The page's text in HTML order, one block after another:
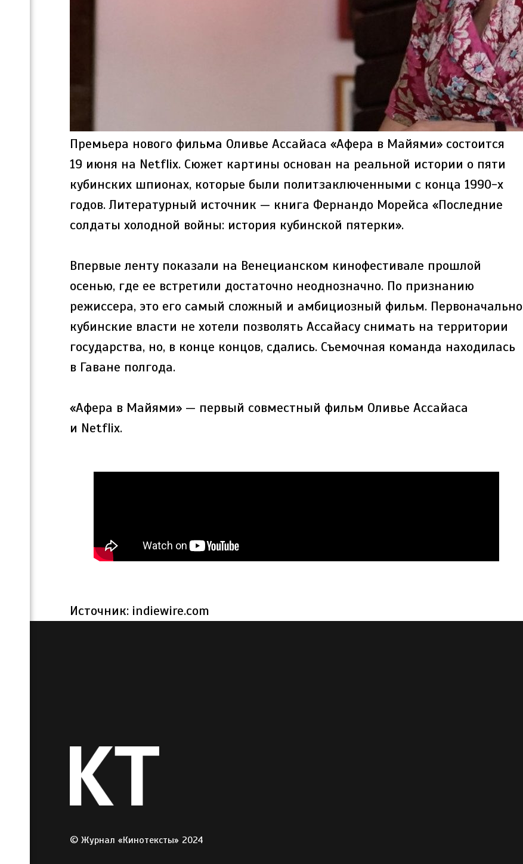
Премьера нового фильма Оливье Ассайаса «Афера в Майями» состоится
19 июня на Netflix. Сюжет картины основан на реальной истории о пяти
кубинских шпионах, которые были политзаключенными с конца 1990-х
годов. Литературный источник — книга Фернандо Морейса «Последние
солдаты холодной войны: история кубинской пятерки».
Впервые ленту показали на Венецианском кинофестивале прошлой
осенью, где ее встретили достаточно неоднозначно. По признанию
режиссера, это его самый сложный и амбициозный фильм. Первоначально
кубинские власти не хотели позволять Ассайасу снимать на территории
государства, но, в конце концов, сдались. Съемочная команда находилась
в Гаване полгода.
«Афера в Майями» — первый совместный фильм Оливье Ассайаса
и Netflix.
Источник: indiewire.com
© Журнал «Кинотексты» 2024